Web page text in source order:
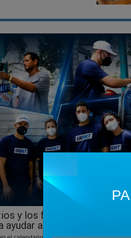
y los futbolistas del
ayudar a las familias de